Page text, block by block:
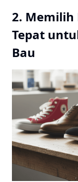
2. Memilih
Tepat
Bau